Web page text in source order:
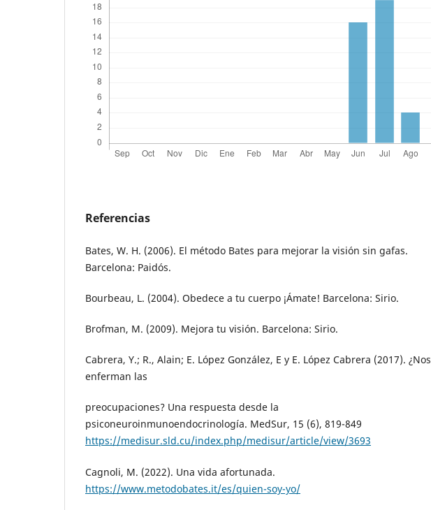
Referencias
Bates, W. H. (2006). El método Bates para mejorar la visión sin gafas.
Barcelona: Paidós.
Bourbeau, L. (2004). Obedece a tu cuerpo ¡Ámate! Barcelona: Sirio.
Brofman, M. (2009). Mejora tu visión. Barcelona: Sirio.
Cabrera, Y.; R., Alain; E. López González, E y E. López Cabrera (2017). ¿Nos
enferman las
preocupaciones? Una respuesta desde la
psiconeuroinmunoendocrinología. MedSur, 15 (6), 819-849
https://medisur.sld.cu/index.php/medisur/article/view/3693
Cagnoli, M. (2022). Una vida afortunada.
https://www.metodobates.it/es/quien-soy-yo/